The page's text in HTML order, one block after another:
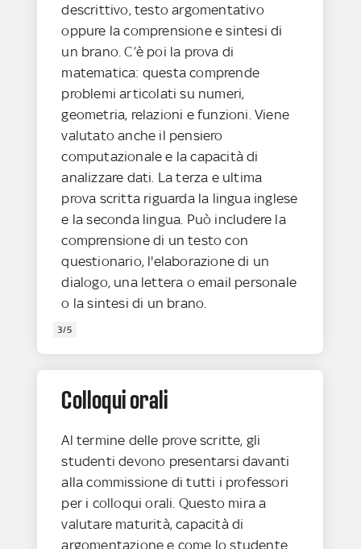
descrittivo, testo argomentativo
oppure la comprensione e sintesi di
un brano. C’è poi la prova di
matematica: questa comprende
problemi articolati su numeri,
geometria, relazioni e funzioni. Viene
valutato anche il pensiero
computazionale e la capacità di
analizzare dati. La terza e ultima
prova scritta riguarda la lingua inglese
e la seconda lingua. Può includere la
comprensione di un testo con
questionario, l'elaborazione di un
dialogo, una lettera o email personale
o la sintesi di un brano.
3/5
Colloqui orali
Al termine delle prove scritte, gli
studenti devono presentarsi davanti
alla commissione di tutti i professori
per i colloqui orali. Questo mira a
valutare maturità, capacità di
argomentazione e come lo studente